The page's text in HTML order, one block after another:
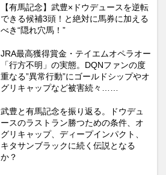
【有馬記念】武豊×ドウデュースを逆転
できる候補3頭！と絶対に馬券に加える
べき“隠れ穴馬！”
JRA最高獲得賞金・テイエムオペラオー
「行方不明」の実態。DQNファンの度
重なる”異常行動”にゴールドシップやオ
グリキャップなど被害続々……
武豊と有馬記念を振り返る。ドウデュ
ースのラストラン勝つための条件、オ
グリキャップ、ディープインパクト、
キタサンブラックに続く伝説となる
か？